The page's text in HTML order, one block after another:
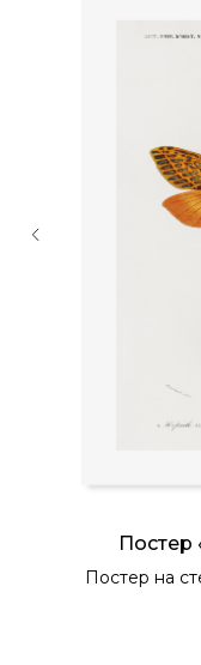
Постер
Постер на